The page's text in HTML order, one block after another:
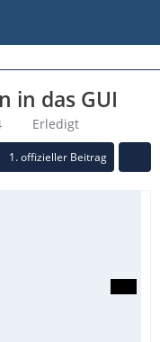
in das GUI
Erledigt
1. offizieller Beitrag